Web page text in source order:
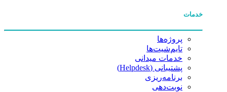
خدمات
پروژه‌ها
تایم‌شیت‌ها
خدمات میدانی
پشتیبانی (Helpdesk)
برنامه‌ریزی
نوبت‌دهی